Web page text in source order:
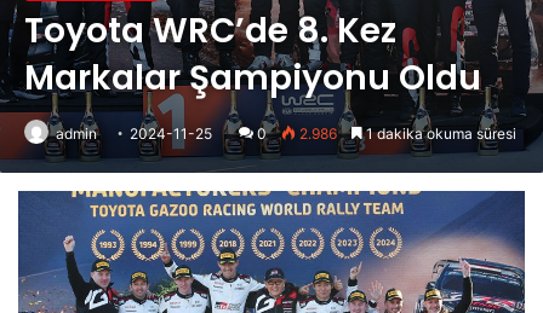
Toyota WRC’de 8. Kez
Markalar Şampiyonu Oldu
admin 2024-11-25 0 2.986 1 dakika okuma süresi